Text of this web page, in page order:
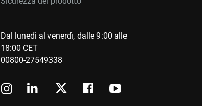
Dal lunedì al venerdì, dalle 9:00 alle
18:00 CET
00800-27549338